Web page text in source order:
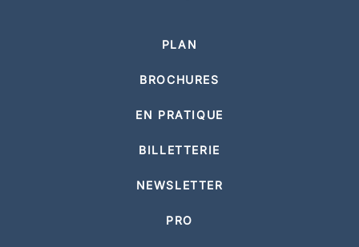
PLAN
BROCHURES
EN PRATIQUE
BILLETTERIE
NEWSLETTER
PRO